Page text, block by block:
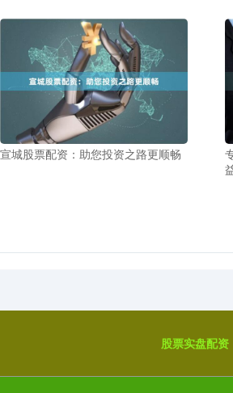
宣城股票配资：助您投资之路更顺畅
股票实盘配资